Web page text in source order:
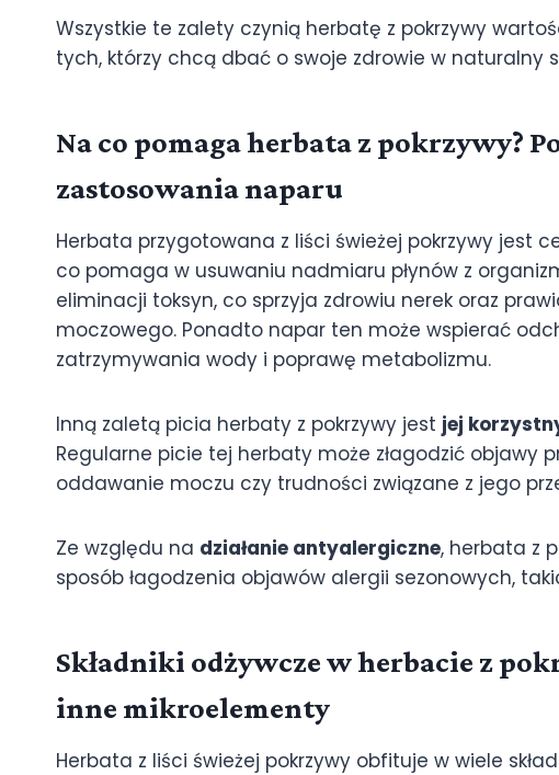
Wszystkie te zalety czynią herbatę z pokrzywy
tych, którzy chcą dbać o swoje zdrowie w naturalny
Na co pomaga herbata z pokrzywy?
zastosowania naparu
Herbata przygotowana z liści świeżej pokrzywy jest
co pomaga w usuwaniu nadmiaru płynów z
eliminacji toksyn, co sprzyja zdrowiu nerek oraz
moczowego. Ponadto napar ten może wspierać
zatrzymywania wody i poprawę metabolizmu.
Inną zaletą picia herbaty z pokrzywy jest jej
Regularne picie tej herbaty może złagodzić objawy
oddawanie moczu czy trudności związane z jego
Ze względu na działanie antyalergiczne, herbata z
sposób łagodzenia objawów alergii sezonowych,
Składniki odżywcze w herbacie z
inne mikroelementy
Herbata z liści świeżej pokrzywy obfituje w wiele